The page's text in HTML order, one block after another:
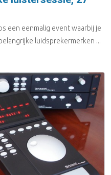
een eenmalig event waarbij je
luidsprekermerken ...